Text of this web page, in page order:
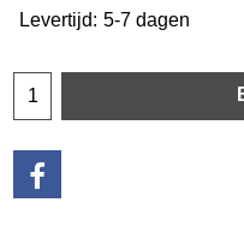
excl Verzendkosten